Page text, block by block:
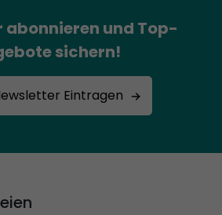
abonnieren und Top-
sichern!
Eintragen